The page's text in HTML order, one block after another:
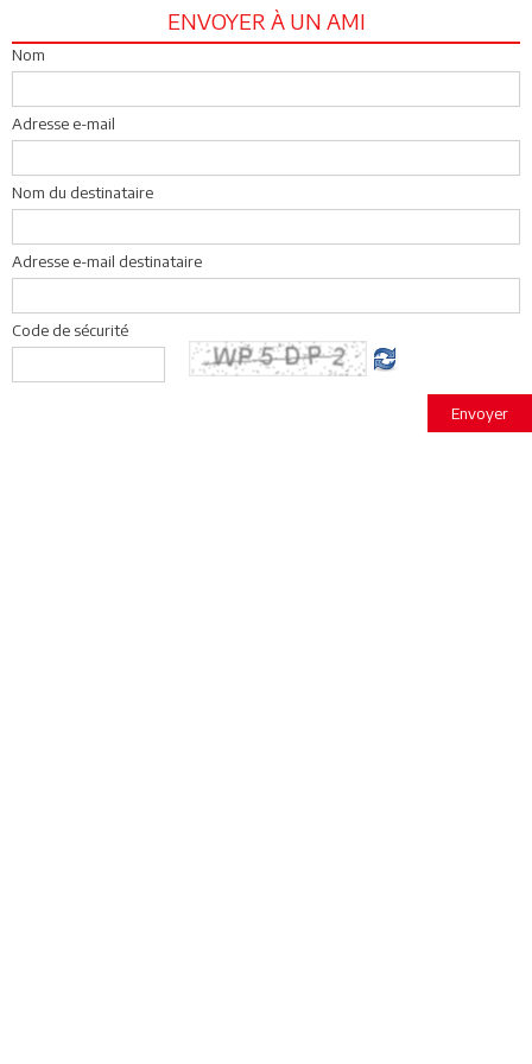
ENVOYER À UN AMI
Nom
Adresse e-mail
Nom du destinataire
Adresse e-mail destinataire
Code de sécurité
Envoyer